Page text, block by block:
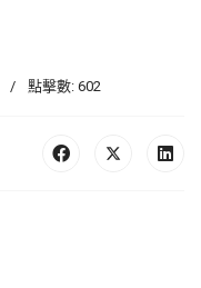
點擊數: 602